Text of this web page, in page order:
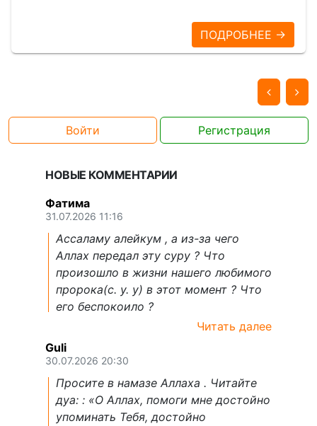
ПОДРОБНЕЕ →
Войти Регистрация
НОВЫЕ КОММЕНТАРИИ
Фатима
31.07.2026 11:16
Ассаламу алейкум , а из-за чего
Аллах передал эту суру ? Что
произошло в жизни нашего любимого
пророка(с. у. у) в этот момент ? Что
его беспокоило ?
Читать далее
Guli
30.07.2026 20:30
Просите в намазе Аллаха . Читайте
дуа: : «О Аллах, помоги мне достойно
упоминать Тебя, достойно